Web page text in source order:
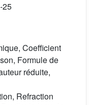
25
Coefficient
Formule de
réduite,
Refraction